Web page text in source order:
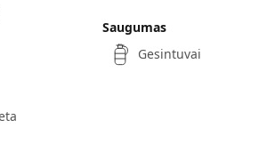
Saugumas
Gesintuvai